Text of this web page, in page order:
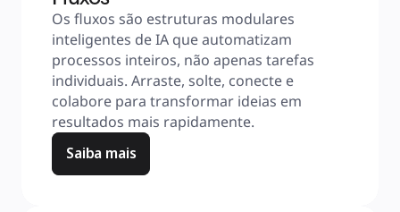
Os fluxos são estruturas modulares
inteligentes de IA que automatizam
processos inteiros, não apenas tarefas
individuais. Arraste, solte, conecte e
colabore para transformar ideias em
resultados mais rapidamente.
Saiba mais